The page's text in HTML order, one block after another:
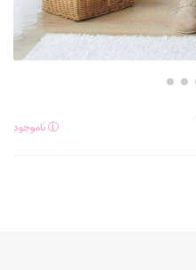
ناموجود